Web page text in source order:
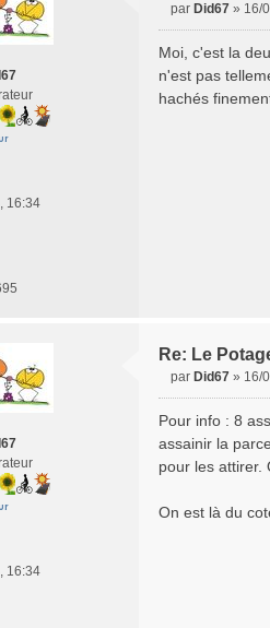
16:34
s
s
a
par Did67 » 16/
Moi, c'est la
n'est pas
hachés
16:34
Re: Le
s
s
a
e
par Did67 » 16/
Pour info : 8
assainir la
pour les attirer.
On est là du